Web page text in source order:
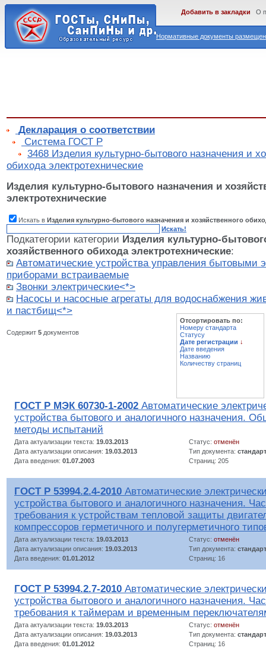
Нормативные документы
Добавить в закладки О
Декларация о соответствии
Cистема ГОСТ Р
3468 Изделия культурно-бытового назначения и
обихода электротехнические
Изделия культурно-бытового назначения и
электротехнические
Искать в Изделия культурно-бытового назначения и хозяйственного
Искать!
Подкатегории категории Изделия культурно-
хозяйственного обихода электротехнические:
Автоматические устройства управления бытовыми
приборами встраиваемые
Звонки электрические<*>
Насосы и насосные агрегаты для водоснабжения
и пастбищ<*>
Содержит 5 документов
Отсортировать по:
Номеру стандарта
Статусу
Дате регистрации ↓
Дате введения
Названию
Количеству страниц
ГОСТ Р МЭК 60730-1-2002 Автоматические
устройства бытового и аналогичного назначения.
методы испытаний
Дата актуализации текста: 19.03.2013 Статус: отменён
Дата актуализации описания: 19.03.2013 Тип документа: стандарт
Дата введения: 01.07.2003 Страниц: 205
ГОСТ Р 53994.2.4-2010 Автоматические
устройства бытового и аналогичного назначения.
требования к устройствам тепловой защиты
компрессоров герметичного и полугерметичного
Дата актуализации текста: 19.03.2013 Статус: отменён
Дата актуализации описания: 19.03.2013 Тип документа: стандарт
Дата введения: 01.01.2012 Страниц: 16
ГОСТ Р 53994.2.7-2010 Автоматические
устройства бытового и аналогичного назначения.
требования к таймерам и временным
Дата актуализации текста: 19.03.2013 Статус: отменён
Дата актуализации описания: 19.03.2013 Тип документа: стандарт
Дата введения: 01.01.2012 Страниц: 16